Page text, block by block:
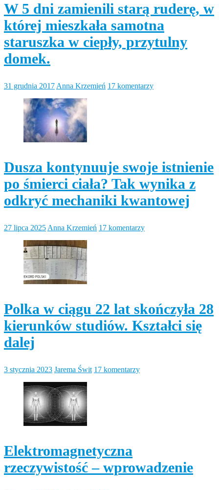
W 5 dni zamienili starą ruderę, w
której mieszkała samotna
staruszka w ciepły, przytulny
domek.
31 grudnia 2017 Anna Krzemień 17 komentarzy
Dusza kontynuuje swoje istnienie
po śmierci ciała? Tak wynika z
odkryć mechaniki kwantowej
27 lipca 2025 Anna Krzemień 17 komentarzy
Polka w ciągu 22 lat skończyła 28
kierunków studiów. Kształci się
dalej
3 stycznia 2023 Jarema Świt 17 komentarzy
Elektromagnetyczna
rzeczywistość – wprowadzenie